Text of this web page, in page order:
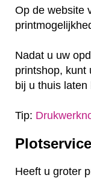
Op de website
Nadat u uw
printshop, kunt
bij u thuis laten
Tip:
Heeft u groter